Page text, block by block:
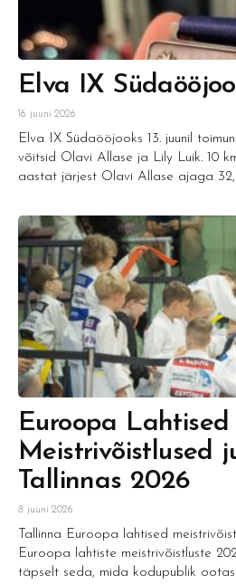
Elva IX
16. juuni 2026
Elva IX Südaööjooks 13. juunil
võitsid Olavi Allase ja Lily Luik. 10
aastat järjest Olavi Allase ajaga
Euroopa Lahtised
Meistrivõistlused
Tallinnas 2026
8. juuni 2026
Tallinna Euroopa lahtised
Euroopa lahtiste meistrivõistluste
täpselt seda, mida kodupublik